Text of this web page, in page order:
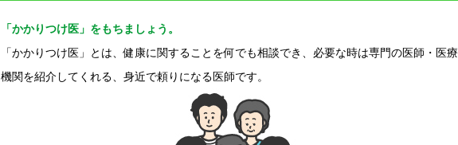
「かかりつけ医」をもちましょう。
「かかりつけ医」とは、健康に関することを何でも相談でき、必要な時は専門の医師・医療
機関を紹介してくれる、身近で頼りになる医師です。